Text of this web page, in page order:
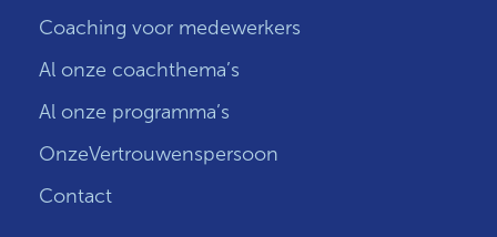
Coaching voor medewerkers
Al onze coachthema’s
Al onze programma’s
OnzeVertrouwenspersoon
Contact